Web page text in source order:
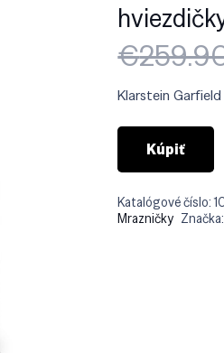
€
Klarstein
Kúpiť
Katalógové číslo:
Mrazničky